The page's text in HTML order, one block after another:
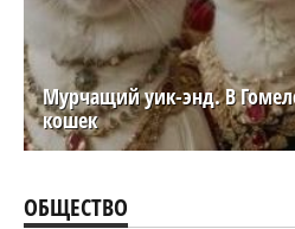
Мурчащий уик-энд. В
кошек
ОБЩЕСТВО